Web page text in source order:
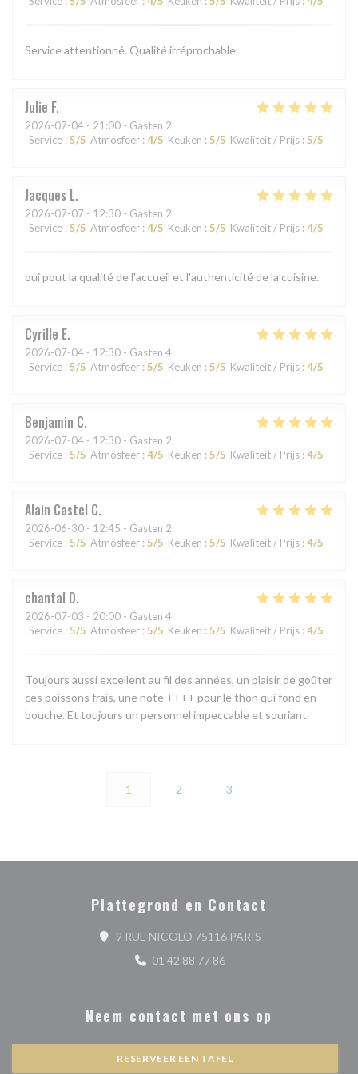
Service attentionné. Qualité irréprochable.
Julie F
2026-07-04 - 21:00 - Gasten 2
Service : 5/5 Atmosfeer : 4/5 Keuken : 5/5 Kwaliteit / Prijs : 5/5
Jacques L
2026-07-07 - 12:30 - Gasten 2
Service : 5/5 Atmosfeer : 4/5 Keuken : 5/5 Kwaliteit / Prijs : 4/5
oui pout la qualité de l'accueil et l'authenticité de la cuisine.
Cyrille E
2026-07-04 - 12:30 - Gasten 4
Service : 5/5 Atmosfeer : 5/5 Keuken : 5/5 Kwaliteit / Prijs : 4/5
Benjamin C
2026-07-04 - 12:30 - Gasten 2
Service : 5/5 Atmosfeer : 4/5 Keuken : 5/5 Kwaliteit / Prijs : 4/5
Alain Castel C
2026-06-30 - 12:45 - Gasten 2
Service : 5/5 Atmosfeer : 5/5 Keuken : 5/5 Kwaliteit / Prijs : 4/5
chantal D
2026-07-03 - 20:00 - Gasten 4
Service : 5/5 Atmosfeer : 5/5 Keuken : 5/5 Kwaliteit / Prijs : 4/5
Toujours aussi excellent au fil des années, un plaisir de goûter
ces poissons frais, une note ++++ pour le thon qui fond en
bouche. Et toujours un personnel impeccable et souriant.
1 2 3
Plattegrond en Contact
9 RUE NICOLO 75116 PARIS((opent in een
01 42 88 77 86
Neem contact met ons op
RESERVEER EEN TAFEL